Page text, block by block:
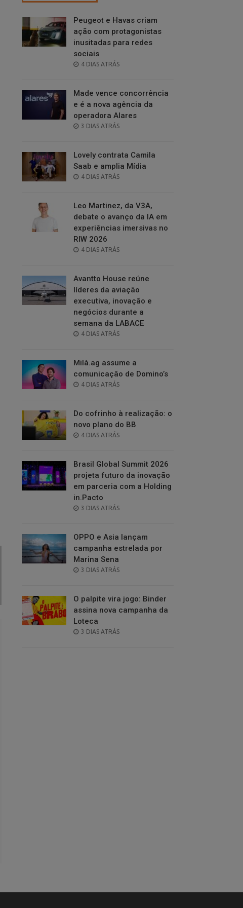
Peugeot e Havas criam
ação com protagonistas
inusitadas para redes
sociais
POSTED
4 DIAS ATRÁS
Made vence concorrência
e é a nova agência da
operadora Alares
POSTED
3 DIAS ATRÁS
Lovely contrata Camila
Saab e amplia Mídia
POSTED
4 DIAS ATRÁS
Leo Martinez, da V3A,
debate o avanço da IA em
experiências imersivas no
RIW 2026
POSTED
4 DIAS ATRÁS
Avantto House reúne
líderes da aviação
executiva, inovação e
negócios durante a
semana da LABACE
POSTED
4 DIAS ATRÁS
Milà.ag assume a
comunicação de Domino’s
POSTED
4 DIAS ATRÁS
Do cofrinho à realização: o
novo plano do BB
POSTED
4 DIAS ATRÁS
Brasil Global Summit 2026
projeta futuro da inovação
em parceria com a Holding
in.Pacto
POSTED
3 DIAS ATRÁS
OPPO e Asia lançam
campanha estrelada por
Marina Sena
POSTED
3 DIAS ATRÁS
O palpite vira jogo: Binder
assina nova campanha da
Loteca
POSTED
3 DIAS ATRÁS